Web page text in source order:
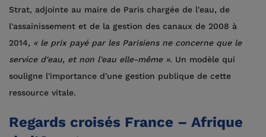
Strat, adjointe au maire de Paris chargée de l'eau, de
l'assainissement et de la gestion des canaux de 2008 à
2014, « le prix payé par les Parisiens ne concerne que le
service d'eau, et non l'eau elle-même ». Un modèle qui
souligne l'importance d'une gestion publique de cette
ressource vitale.
Regards croisés France – Afrique